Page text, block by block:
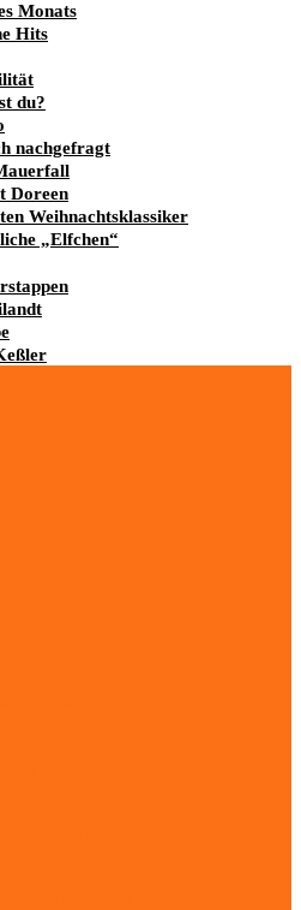
Monats
Hits
du?
nachgefragt
Doreen
Weihnachtsklassiker
„Elfchen“